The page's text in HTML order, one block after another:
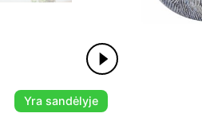
Yra sandėlyje